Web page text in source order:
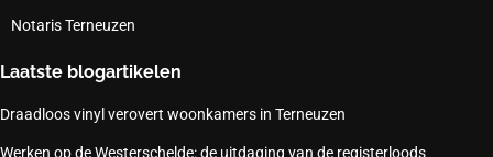
Notaris Terneuzen
Laatste blogartikelen
Draadloos vinyl verovert woonkamers in Terneuzen
Werken op de Westerschelde: de uitdaging van de registerloods